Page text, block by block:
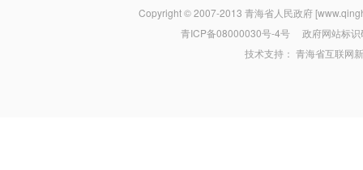
Copyright © 2007-2013 青海省人民政府
青ICP备08000030号-4号 政府网站标
技术支持：青海省互联网